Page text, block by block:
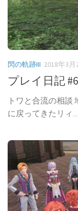
閃の軌跡III 2018年3月
プレイ日記
トワと合流の相談
に戻ってきたリィ...